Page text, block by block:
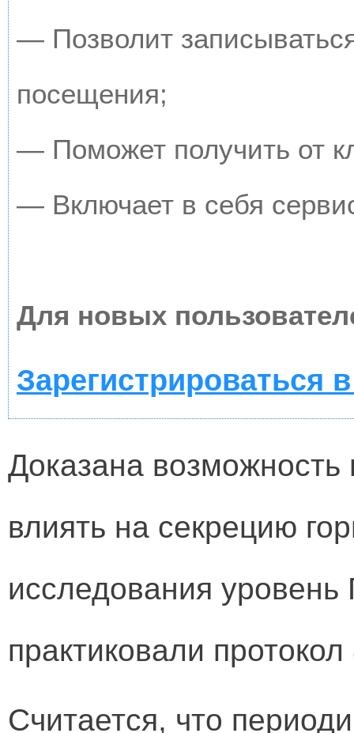
— Позволит
посещения;
— Поможет получить от
— Включает в себя
Для новых
Зарегистрироваться
Доказана возможность
влиять на секрецию
исследования
практиковали
Считается, что